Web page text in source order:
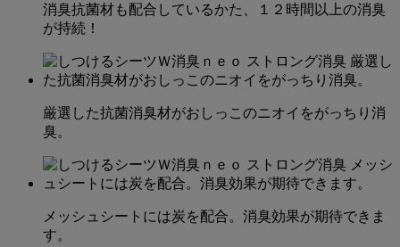
消臭抗菌材も配合しているかた、１２時間以上の消臭
が持続！
厳選した抗菌消臭材がおしっこのニオイをがっちり消
臭。
メッシュシートには炭を配合。消臭効果が期待できま
す。